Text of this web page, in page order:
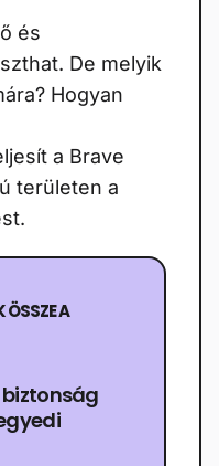
és
De melyik
Hogyan
a Brave
területen a
A